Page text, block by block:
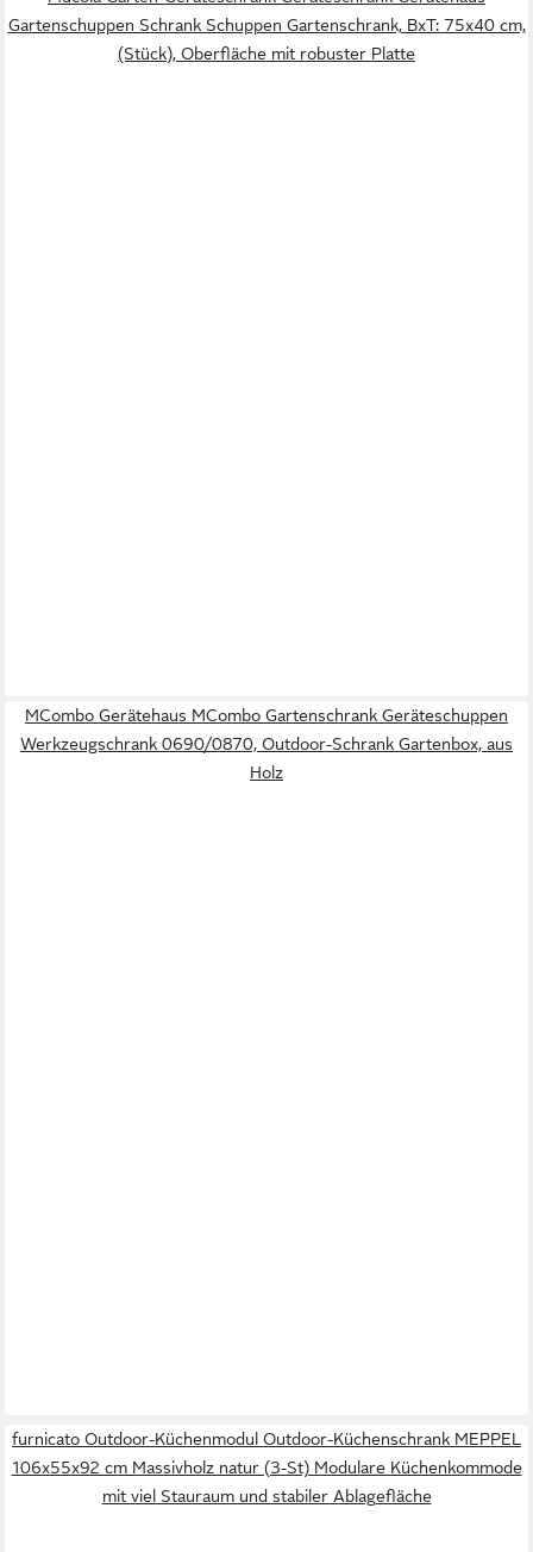
Gartenschuppen Schrank Schuppen Gartenschrank, BxT: 75x40 cm,
(Stück), Oberfläche mit robuster Platte
MCombo Gerätehaus MCombo Gartenschrank Geräteschuppen
Werkzeugschrank 0690/0870, Outdoor-Schrank Gartenbox, aus
Holz
furnicato Outdoor-Küchenmodul Outdoor-Küchenschrank MEPPEL
106x55x92 cm Massivholz natur (3-St) Modulare Küchenkommode
mit viel Stauraum und stabiler Ablagefläche